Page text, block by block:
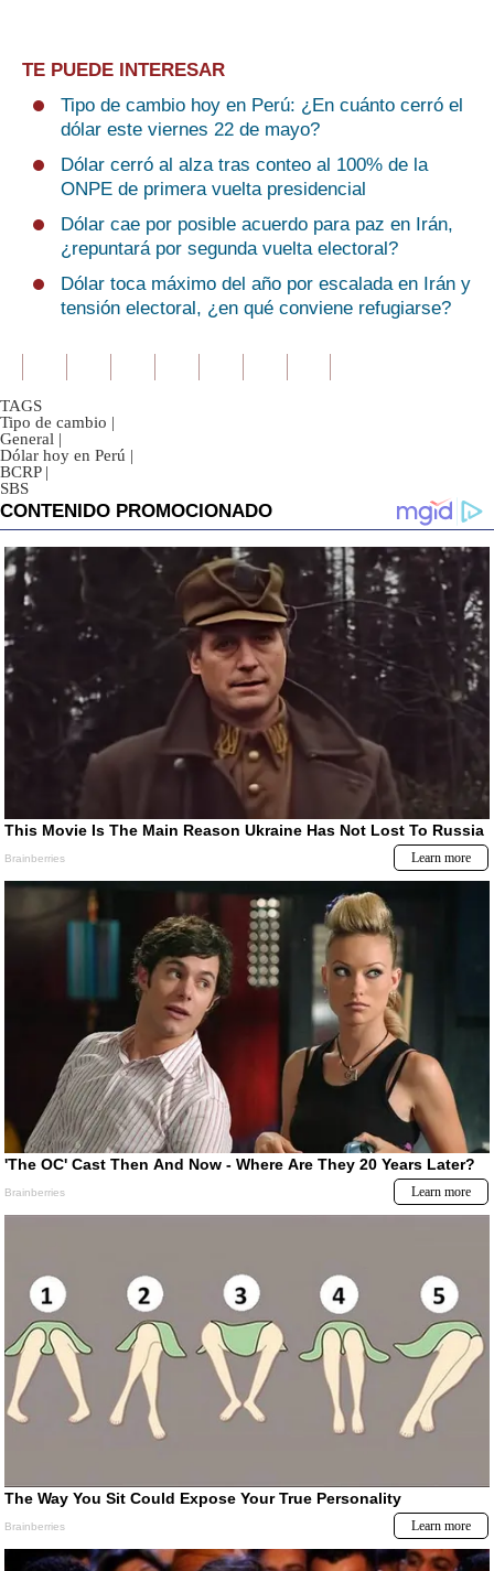
TE PUEDE INTERESAR
Tipo de cambio hoy en Perú: ¿En cuánto cerró el
dólar este viernes 22 de mayo?
Dólar cerró al alza tras conteo al 100% de la
ONPE de primera vuelta presidencial
Dólar cae por posible acuerdo para paz en Irán,
¿repuntará por segunda vuelta electoral?
Dólar toca máximo del año por escalada en Irán y
tensión electoral, ¿en qué conviene refugiarse?
TAGS
Tipo de cambio |
General |
Dólar hoy en Perú |
BCRP |
SBS